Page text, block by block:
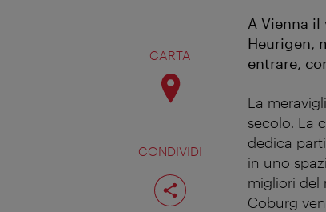
CARTA
CONDIVIDI
Condividi
pagina
A Vienna
Heurigen,
entrare,
La
secolo. La
dedica
in uno
migliori del
Coburg